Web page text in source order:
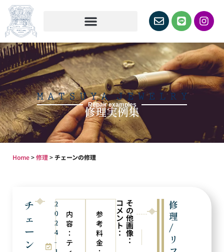
Repair examples
修理実例集
Home>修理>チェーンの修理
チ
ェ
ー
ン
2
0
2
4
-
内
容
：
テ
参
考
料
金
コ
メ
ン
ト
：
そ
の
他
画
像
： ペンダントトップへリフォーム
ペンダントトップへリフォーム
修
理
/
リ